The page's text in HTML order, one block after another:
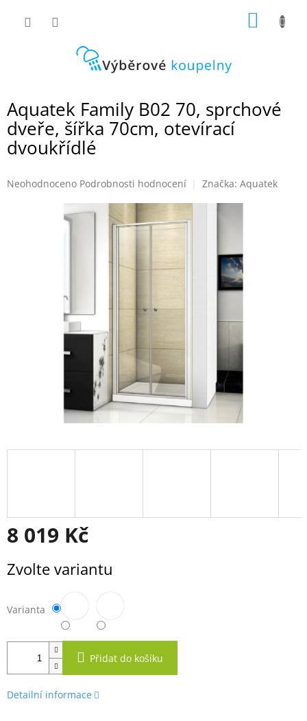
Aquatek Family B02 70, sprchové
dveře, šířka 70cm, otevírací
dvoukřídlé
Průměrné
Neohodnoceno Podrobnosti hodnocení Značka: Aquatek
8 019 Kč
cena:
Zvolte variantu
Varianta
Přidat do košíku
Detailní informace